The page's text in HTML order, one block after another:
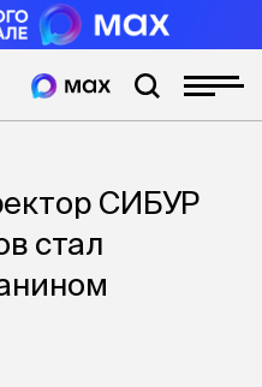
СИБУР
стал